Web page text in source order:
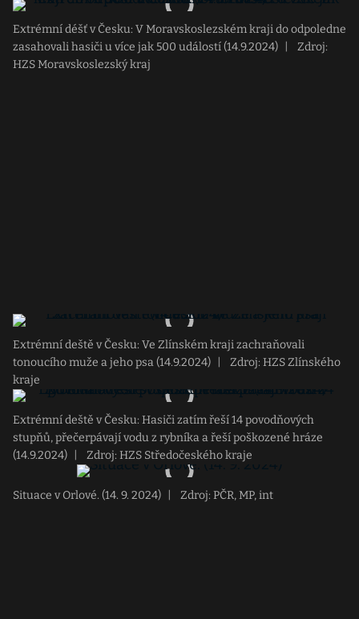
Extrémní déšť v Česku: V Moravskoslezském kraji do odpoledne
zasahovali hasiči u více jak 500 událostí (14.9.2024)
Zdroj:
HZS Moravskoslezský kraj
Extrémní deště v Česku: Ve Zlínském kraji zachraňovali
tonoucího muže a jeho psa (14.9.2024)
Zdroj: HZS Zlínského
kraje
Extrémní deště v Česku: Hasiči zatím řeší 14 povodňových
stupňů, přečerpávají vodu z rybníka a řeší poškozené hráze
(14.9.2024)
Zdroj: HZS Středočeského kraje
Situace v Orlové. (14. 9. 2024) Zdroj: PČR, MP, int